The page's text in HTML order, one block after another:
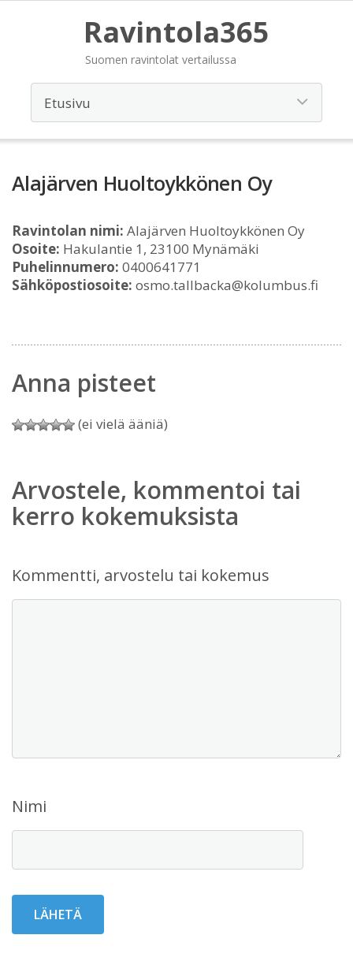
Ravintola365
Suomen ravintolat vertailussa
Alajärven Huoltoykkönen Oy
Ravintolan nimi: Alajärven Huoltoykkönen Oy
Osoite: Hakulantie 1, 23100 Mynämäki
Puhelinnumero: 0400641771
Sähköpostiosoite: osmo.tallbacka@kolumbus.fi
Anna pisteet
(ei vielä ääniä)
Arvostele, kommentoi tai
kerro kokemuksista
Kommentti, arvostelu tai kokemus
Nimi